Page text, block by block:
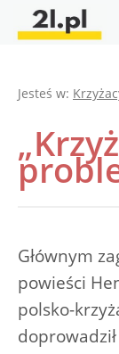
Jesteś w:
Głównym
powieści
polsko-